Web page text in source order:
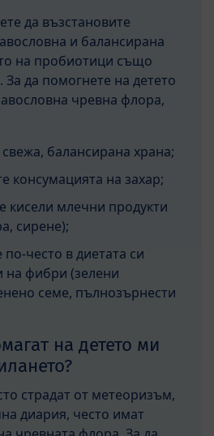
да възстановите
и балансирана
на пробиотици също
да помогнете на детето
чревна флора,
балансирана храна;
консумацията на захар;
кисели млечни продукти
сирене);
често в диетата си
на фибри (зелени
семе, пълнозърнести
на детето ми
страдат от метеоризъм,
диария, често имат